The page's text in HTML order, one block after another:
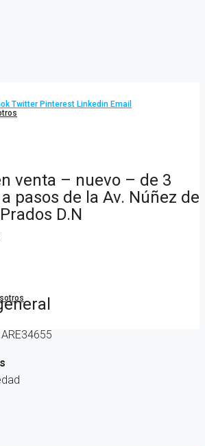
Twitter Pinterest Linkedin Email
venta – nuevo – de 3
pasos de la Av. Núñez de
D.N
ARE34655